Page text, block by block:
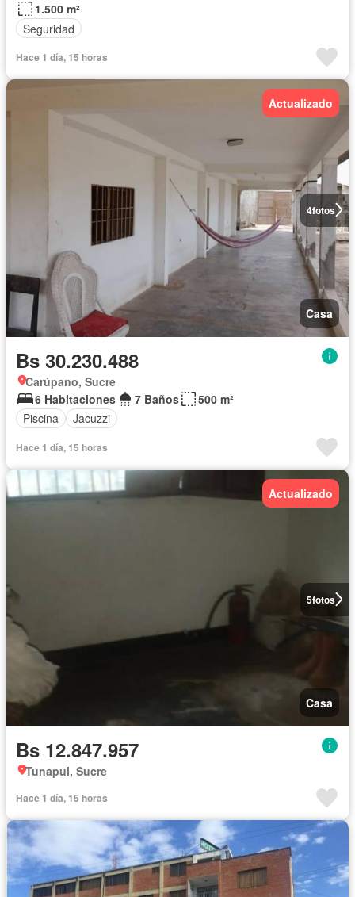
1.500 m²
Seguridad
Hace 1 día, 15 horas
4fotos
Actualizado
Casa
Bs 30.230.488
Carúpano, Sucre
6 Habitaciones
7 Baños
500 m²
Piscina
Jacuzzi
Hace 1 día, 15 horas
5fotos
Actualizado
Casa
Bs 12.847.957
Tunapui, Sucre
Hace 1 día, 15 horas